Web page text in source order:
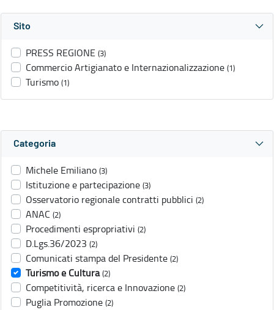
Sito
PRESS REGIONE (3)
Commercio Artigianato e Internazionalizzazione (1)
Turismo (1)
Categoria
Michele Emiliano (3)
Istituzione e partecipazione (3)
Osservatorio regionale contratti pubblici (2)
ANAC (2)
Procedimenti espropriativi (2)
D.Lgs.36/2023 (2)
Comunicati stampa del Presidente (2)
Turismo e Cultura (2)
Competitività, ricerca e Innovazione (2)
Puglia Promozione (2)